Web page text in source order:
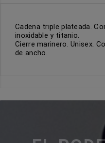
Cadena triple plateada.
inoxidable y titanio.
Cierre marinero. Unisex.
de ancho.